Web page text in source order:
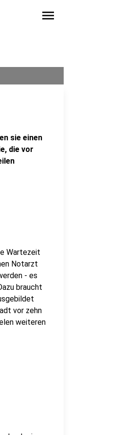
menu
sie einen
die vor
Wartezeit
Notarzt
- es
braucht
vor zehn
weiteren